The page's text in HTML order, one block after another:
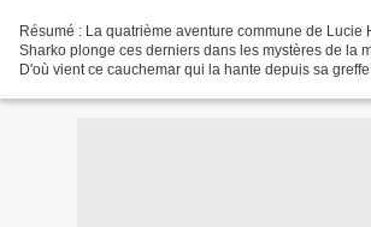
Résumé : La quatrième aventure commune de Lucie
Sharko plonge ces derniers dans les mystères de la
D'où vient ce cauchemar qui la hante depuis sa